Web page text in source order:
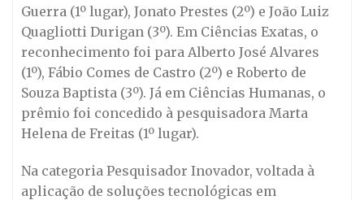
Guerra (1º lugar), Jonato Prestes (2º) e João Luiz
Quagliotti Durigan (3º). Em Ciências Exatas, o
reconhecimento foi para Alberto José Alvares
(1º), Fábio Comes de Castro (2º) e Roberto de
Souza Baptista (3º). Já em Ciências Humanas, o
prêmio foi concedido à pesquisadora Marta
Helena de Freitas (1º lugar).
Na categoria Pesquisador Inovador, voltada à
aplicação de soluções tecnológicas em